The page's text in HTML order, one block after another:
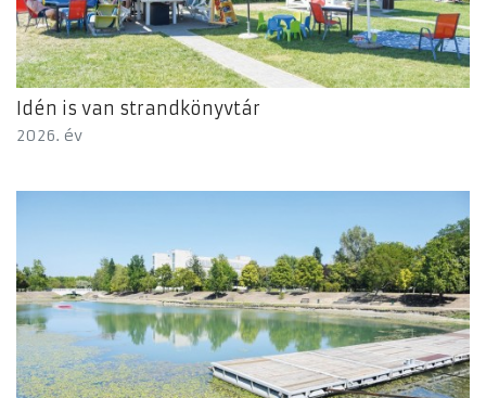
Idén is van strandkönyvtár
2026. év